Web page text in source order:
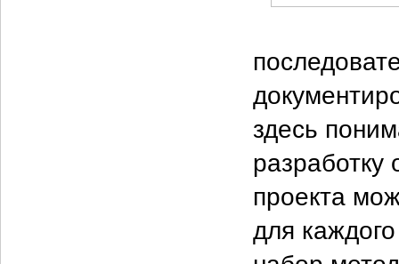
здесь
разработку
проекта
для